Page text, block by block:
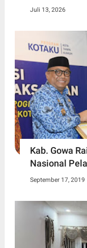
Juli 13, 2026
Kab. Gowa
Nasional
September 17, 2019